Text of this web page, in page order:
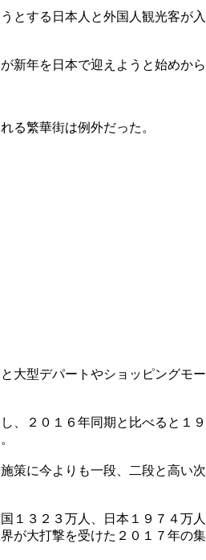
とする日本人と外国人観光客が
新年を日本で迎えようと始めか
る繁華街は例外だった。
大型デパートやショッピングモ
、２０１６年同期と比べると１
策に今よりも一段、二段と高い
３２３万人、日本１９７４万
が大打撃を受けた２０１７年の